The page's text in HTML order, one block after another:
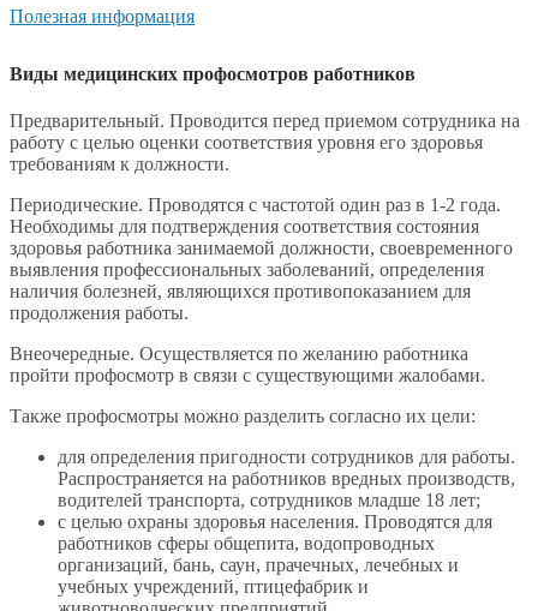
Полезная информация
Виды медицинских профосмотров работников
Предварительный. Проводится перед приемом сотрудника на
работу с целью оценки соответствия уровня его здоровья
требованиям к должности.
Периодические. Проводятся с частотой один раз в 1-2 года.
Необходимы для подтверждения соответствия состояния
здоровья работника занимаемой должности, своевременного
выявления профессиональных заболеваний, определения
наличия болезней, являющихся противопоказанием для
продолжения работы.
Внеочередные. Осуществляется по желанию работника
пройти профосмотр в связи с существующими жалобами.
Также профосмотры можно разделить согласно их цели:
для определения пригодности сотрудников для работы.
Распространяется на работников вредных производств,
водителей транспорта, сотрудников младше 18 лет;
с целью охраны здоровья населения. Проводятся для
работников сферы общепита, водопроводных
организаций, бань, саун, прачечных, лечебных и
учебных учреждений, птицефабрик и